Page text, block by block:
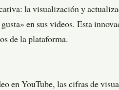
la visualización y
en sus videos. Esta
de la plataforma.
en YouTube, las cifras de